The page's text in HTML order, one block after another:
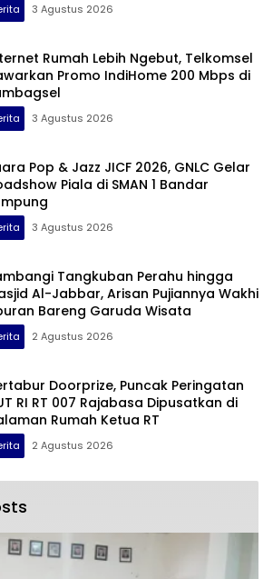
3 Agustus 2026
Rumah Lebih Ngebut, Telkomsel
Promo IndiHome 200 Mbps di
3 Agustus 2026
Pop & Jazz JICF 2026, GNLC Gelar
Piala di SMAN 1 Bandar
3 Agustus 2026
Tangkuban Perahu hingga
Al-Jabbar, Arisan Pujiannya Wakhi
Bareng Garuda Wisata
2 Agustus 2026
Doorprize, Puncak Peringatan
RI RT 007 Rajabasa Dipusatkan di
Rumah Ketua RT
2 Agustus 2026